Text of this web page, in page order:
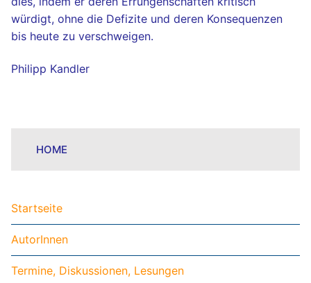
würdigt, ohne die Defizite und deren Konsequenzen
bis heute zu verschweigen.
Philipp Kandler
HOME
Startseite
AutorInnen
Termine, Diskussionen, Lesungen